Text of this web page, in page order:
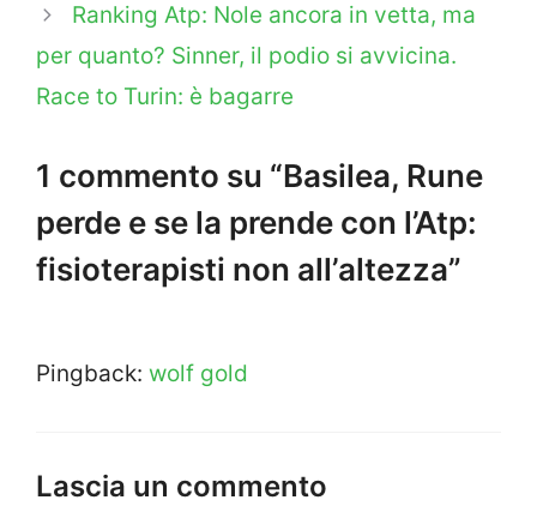
Ranking Atp: Nole ancora in vetta, ma
per quanto? Sinner, il podio si avvicina.
Race to Turin: è bagarre
1 commento su “Basilea, Rune
perde e se la prende con l’Atp:
fisioterapisti non all’altezza”
Pingback: wolf gold
Lascia un commento